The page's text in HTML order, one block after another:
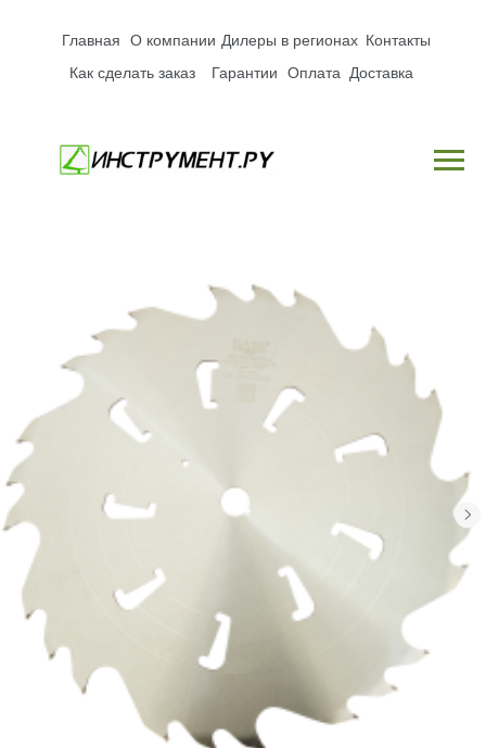
Главная
О компании
Оплата
Гарантии
Контакты
Как сделать заказ
Доставка
Дилеры в регионах